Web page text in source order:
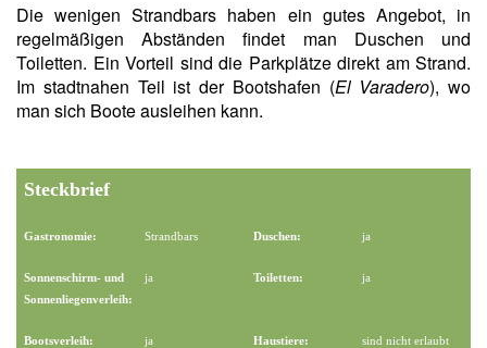
Die wenigen Strandbars haben ein gutes Angebot, in
regelmäßigen Abständen findet man Duschen und
Toiletten. Ein Vorteil sind die Parkplätze direkt am Strand.
Im stadtnahen Teil ist der Bootshafen (El Varadero), wo
man sich Boote ausleihen kann.
Steckbrief
Gastronomie: Strandbars Duschen: ja
Sonnenschirm- und
Sonnenliegenverleih:
ja Toiletten: ja
Bootsverleih: ja Haustiere: sind nicht erlaubt